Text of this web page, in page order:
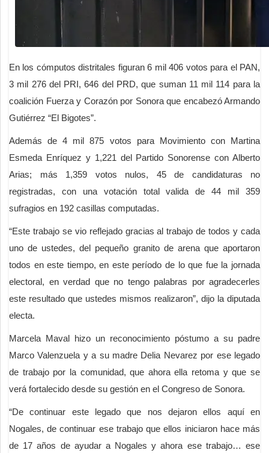
En los cómputos distritales figuran 6 mil 406 votos para el PAN,
3 mil 276 del PRI, 646 del PRD, que suman 11 mil 114 para la
coalición Fuerza y Corazón por Sonora que encabezó Armando
Gutiérrez “El Bigotes”.
Además de 4 mil 875 votos para Movimiento con Martina
Esmeda Enríquez y 1,221 del Partido Sonorense con Alberto
Arias; más 1,359 votos nulos, 45 de candidaturas no
registradas, con una votación total valida de 44 mil 359
sufragios en 192 casillas computadas.
“Este trabajo se vio reflejado gracias al trabajo de todos y cada
uno de ustedes, del pequeño granito de arena que aportaron
todos en este tiempo, en este período de lo que fue la jornada
electoral, en verdad que no tengo palabras por agradecerles
este resultado que ustedes mismos realizaron”, dijo la diputada
electa.
Marcela Maval hizo un reconocimiento póstumo a su padre
Marco Valenzuela y a su madre Delia Nevarez por ese legado
de trabajo por la comunidad, que ahora ella retoma y que se
verá fortalecido desde su gestión en el Congreso de Sonora.
“De continuar este legado que nos dejaron ellos aquí en
Nogales, de continuar ese trabajo que ellos iniciaron hace más
de 17 años de ayudar a Nogales y ahora ese trabajo… ese